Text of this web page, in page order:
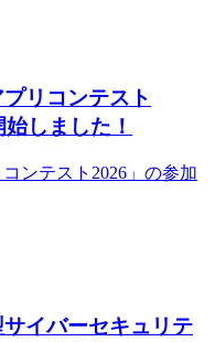
リコンテスト
しました！
ンテスト2026」の参加
イバーセキュリテ